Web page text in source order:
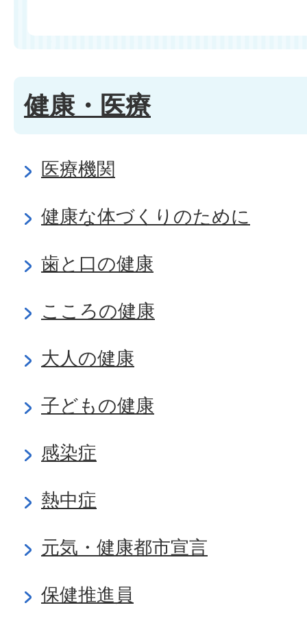
健康・医療
医療機関
健康な体づくりのために
歯と口の健康
こころの健康
大人の健康
子どもの健康
感染症
熱中症
元気・健康都市宣言
保健推進員